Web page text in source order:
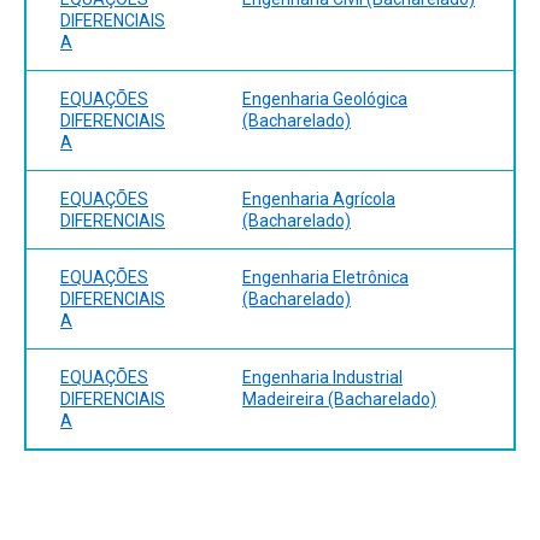
DIFERENCIAIS
A
EQUAÇÕES
DIFERENCIAIS
A
Engenharia Geológica
(Bacharelado)
EQUAÇÕES
DIFERENCIAIS
Engenharia Agrícola
(Bacharelado)
EQUAÇÕES
DIFERENCIAIS
A
Engenharia Eletrônica
(Bacharelado)
EQUAÇÕES
DIFERENCIAIS
A
Engenharia Industrial
Madeireira (Bacharelado)